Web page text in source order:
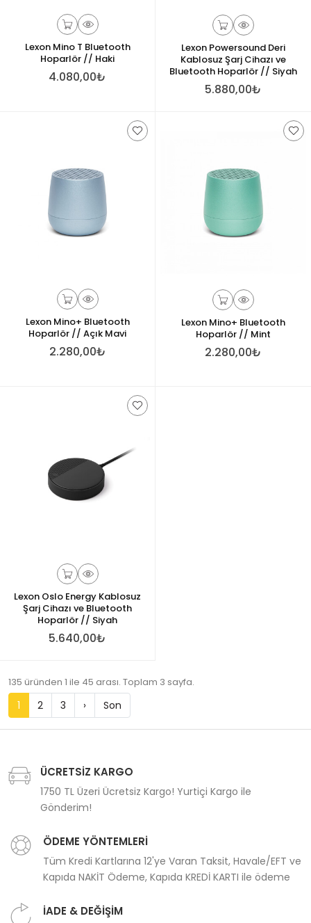
Lexon Mino T Bluetooth
Hoparlör // Haki
4.080,00₺
Lexon Powersound Deri
Kablosuz Şarj Cihazı ve
Bluetooth Hoparlör // Siyah
5.880,00₺
Lexon Mino+ Bluetooth
Hoparlör // Açık Mavi
2.280,00₺
Lexon Mino+ Bluetooth
Hoparlör // Mint
2.280,00₺
Lexon Oslo Energy Kablosuz
Şarj Cihazı ve Bluetooth
Hoparlör // Siyah
5.640,00₺
135 üründen 1 ile 45 arası. Toplam 3 sayfa.
1 2 3 › Son
ÜCRETSİZ KARGO
1750 TL Üzeri Ücretsiz Kargo! Yurtiçi Kargo ile
Gönderim!
ÖDEME YÖNTEMLERİ
Tüm Kredi Kartlarına 12'ye Varan Taksit, Havale/EFT ve
Kapıda NAKİT Ödeme, Kapıda KREDİ KARTI ile ödeme
İADE & DEĞİŞİM